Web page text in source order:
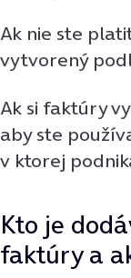
Ak nie ste
vytvorený
Ak si faktúry
aby ste
v ktorej
Kto je
faktúry a